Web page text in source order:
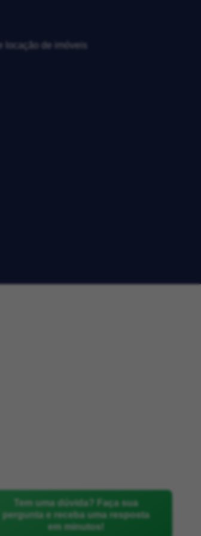
locação de imóveis
Tem uma dúvida? Faça sua
pergunta e receba uma resposta
em minutos!